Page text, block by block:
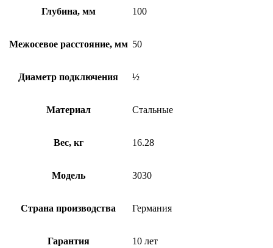
Глубина, мм 100
Межосевое расстояние, мм 50
Диаметр подключения ½
Материал Стальные
Вес, кг 16.28
Модель 3030
Страна производства Германия
Гарантия 10 лет